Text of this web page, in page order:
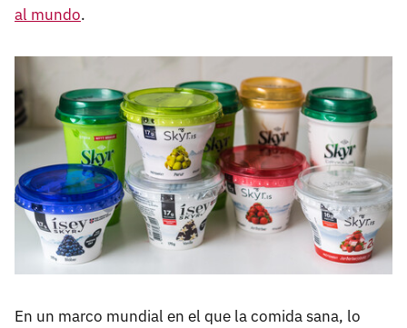
al mundo.
En un marco mundial en el que la comida sana, lo